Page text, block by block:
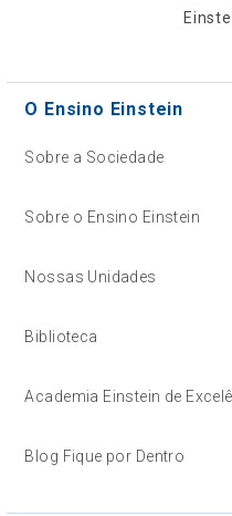
O Ensino Einstein
Sobre a Sociedade
Sobre o Ensino Einstein
Nossas Unidades
Biblioteca
Academia Einstein de
Blog Fique por Dentro